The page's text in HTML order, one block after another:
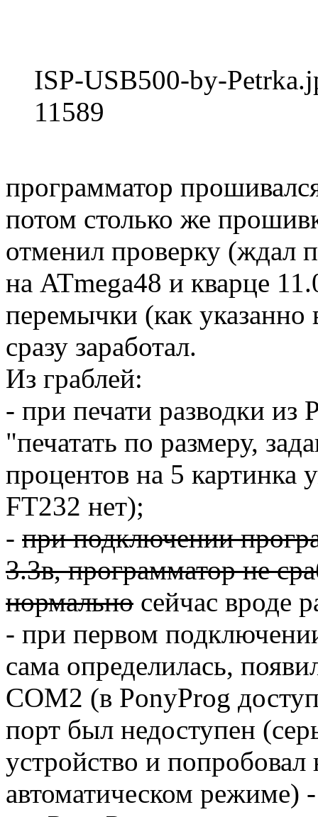
ISP-USB500-by-
11589
программатор
потом столько же
отменил проверку (ждал
на ATmega48 и кварце
перемычки (как
сразу заработал.
Из граблей:
- при печати разводки из
"печатать по размеру,
процентов на 5 картинка
FT232 нет);
- при подключении
3.3в, программатор не
нормально сейчас вроде
- при первом
сама определилась,
COM2 (в PonyProg
порт был недоступен
устройство и попробовал
автоматическом режиме)